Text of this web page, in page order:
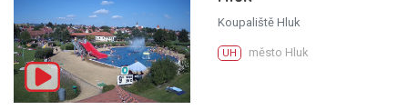
Koupaliště Hluk
UH město Hluk